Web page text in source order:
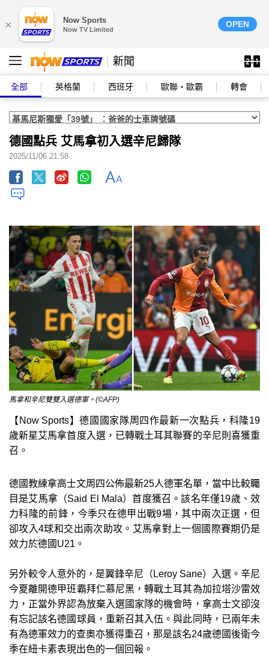
× Now Sports
Now TV Limited
OPEN
新聞
全部 英格蘭 西班牙 歐聯‧歐霸 轉會
德國點兵 艾馬拿初入選辛尼歸隊
2025/11/06 21:58
馬拿和辛尼雙雙入選德軍。(©AFP)
【Now Sports】德國國家隊周四作最新一次點兵，科隆19
歲新星艾馬拿首度入選，已轉戰土耳其聯賽的辛尼則喜獲重
召。
德國教練拿高士文周四公佈最新25人德軍名單，當中比較矚
目是艾馬拿（Said El Mala）首度獲召。該名年僅19歲、效
力科隆的前鋒，今季只在德甲出戰9場，其中兩次正選，但
卻攻入4球和交出兩次助攻。艾馬拿對上一個國際賽期仍是
效力於德國U21。
另外較令人意外的，是翼鋒辛尼（Leroy Sane）入選。辛尼
今夏離開德甲班霸拜仁慕尼黑，轉戰土耳其為加拉塔沙雷效
力，正當外界認為放棄入選國家隊的機會時，拿高士文卻沒
有忘記該名德國球員，重新召其入伍。與此同時，已兩年未
有為德軍效力的查奧亦獲得重召，那是該名24歲德國後衛今
季在紐卡素表現出色的一個回報。